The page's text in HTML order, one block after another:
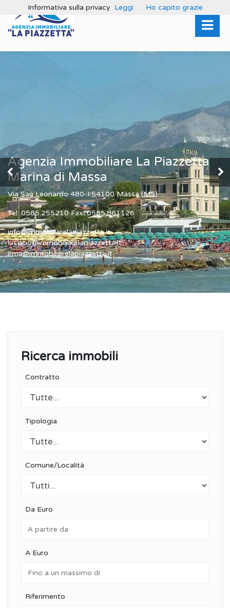
Agenzia Immobiliare La Piazzetta
Marina di Massa
Via San Leonardo 480-I 54100 Massa (MS)
Tel: 0585.255210 Fax: 0585.861126
info@immobiliarelapiazzetta.it
luciano@immobiliarelapiazzetta.it
irma@immobiliarelapiazzetta.it
Ricerca immobili
Contratto
Tipologia
Comune/Località
Da Euro
A Euro
Riferimento
Informativa sulla privacy Leggi Ho capito grazie